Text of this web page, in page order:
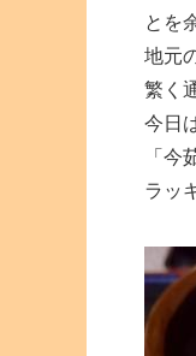
とを
地元
繁く
今日
「今
ラッ